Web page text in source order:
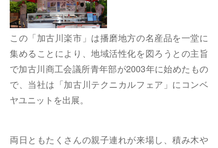
この「加古川楽市」は播磨地方の名産品を一堂に
集めることにより、地域活性化を図ろうとの主旨
で加古川商工会議所青年部が2003年に始めたもの
で、当社は「加古川テクニカルフェア」にコンベ
ヤユニットを出展。
両日ともたくさんの親子連れが来場し、積み木や